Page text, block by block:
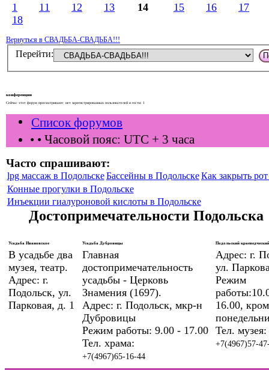
1 11 12 13 14 15 16
17
18
Вернуться в СВАДЬБА-СВАДЬБА!!!
Перейти:
конференции
Сейчас этот форум просматривают: нет зарегистрированных пользователей и гости: 1
Список форумов
• • Часовой пояс: UTC + 3 часа
Часто спрашивают:
lpg массаж в Подольске Бассейны в ПодольскеКак закрыть
Конные прогулки в Подольске
Инъекции гиалуроновой кислоты в Подольске
Достопримечательности Подольска
Усадьба Ивановское
В усадьбе два
музея, театр.
Адрес: г.
Подольск, ул.
Парковая, д. 1
Усадьба Дубровицы
Главная
достопримечательность
усадьбы - Церковь
Знамения (1697).
Адрес: г. Подольск, мкр-н
Дубровицы
Режим работы: 9.00 - 17.00
Тел. храма:
+7(4967)65-16-44
Подольский
Адрес: г.
ул.
Режим
16.00,
Тел. музея:
+7(4967)57-